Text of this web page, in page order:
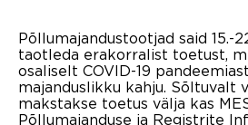
Põllumajandustootjad said 15.-
taotleda erakorralist toetust,
osaliselt COVID-19
majanduslikku kahju. Sõltuvalt
makstakse toetus välja kas
Põllumajanduse ja Registrite